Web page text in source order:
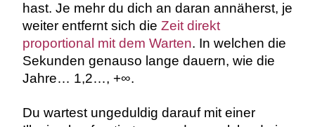
hast. Je mehr du dich an daran annäherst, je
weiter entfernt sich die Zeit direkt
proportional mit dem Warten. In welchen die
Sekunden genauso lange dauern, wie die
Jahre… 1,2…, +∞.
Du wartest ungeduldig darauf mit einer